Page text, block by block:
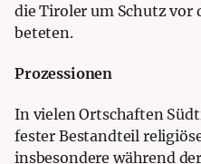
die Tiroler um Schutz vor
beteten.
Prozessionen
In vielen Ortschaften
fester Bestandteil
insbesondere während